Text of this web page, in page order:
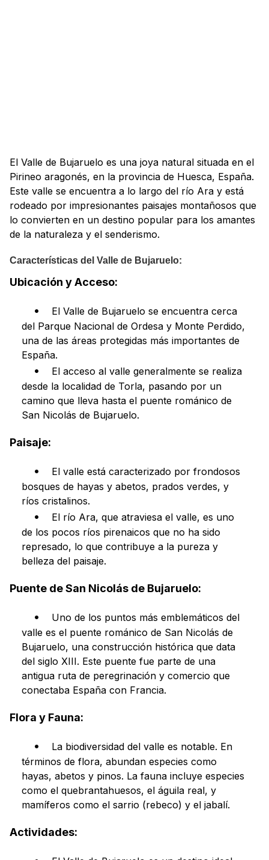
El Valle de Bujaruelo es una joya natural situada en el
Pirineo aragonés, en la provincia de Huesca, España.
Este valle se encuentra a lo largo del río Ara y está
rodeado por impresionantes paisajes montañosos que
lo convierten en un destino popular para los amantes
de la naturaleza y el senderismo.
Características del Valle de Bujaruelo:
Ubicación y Acceso:
El Valle de Bujaruelo se encuentra cerca
del Parque Nacional de Ordesa y Monte Perdido,
una de las áreas protegidas más importantes de
España.
El acceso al valle generalmente se realiza
desde la localidad de Torla, pasando por un
camino que lleva hasta el puente románico de
San Nicolás de Bujaruelo.
Paisaje:
El valle está caracterizado por frondosos
bosques de hayas y abetos, prados verdes, y
ríos cristalinos.
El río Ara, que atraviesa el valle, es uno
de los pocos ríos pirenaicos que no ha sido
represado, lo que contribuye a la pureza y
belleza del paisaje.
Puente de San Nicolás de Bujaruelo:
Uno de los puntos más emblemáticos del
valle es el puente románico de San Nicolás de
Bujaruelo, una construcción histórica que data
del siglo XIII. Este puente fue parte de una
antigua ruta de peregrinación y comercio que
conectaba España con Francia.
Flora y Fauna:
La biodiversidad del valle es notable. En
términos de flora, abundan especies como
hayas, abetos y pinos. La fauna incluye especies
como el quebrantahuesos, el águila real, y
mamíferos como el sarrio (rebeco) y el jabalí.
Actividades: